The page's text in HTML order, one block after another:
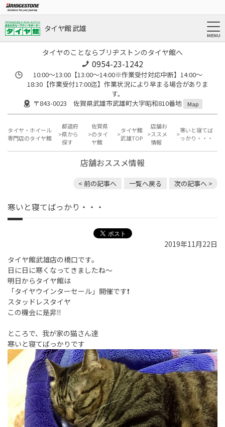
タイヤ館 武雄
タイヤのことならブリヂストンのタイヤ館へ
0954-23-1242
10:00～13:00【13:00～14:00※作業受付対応中断】14:00～
18:30【作業受付17:00迄】作業状況により早まる場合がありま
す。
〒843-0023 佐賀県武雄市武雄町大字昭和810番地
Map
タイヤ・ホイール
専門店のタイヤ館
都道府
県から
探す
佐賀県
のタイ
ヤ館
タイヤ館
武雄TOP
店舗お
ススメ
情報
寒いと寝てば
っかり・・・
店舗おススメ情報
< 前の記事へ 一覧へ戻る 次の記事へ >
寒いと寝てばっかり・・・
2019年11月22日
タイヤ館武雄店の橋口です。
日に日に寒くなってきましたね〜
明日からタイヤ館は
「タイヤウインターセール」開催です❗️
スタッドレスタイヤ
この機会に是非‼️
ところで、我が家の猫さん達
寒いと寝てばっかりです